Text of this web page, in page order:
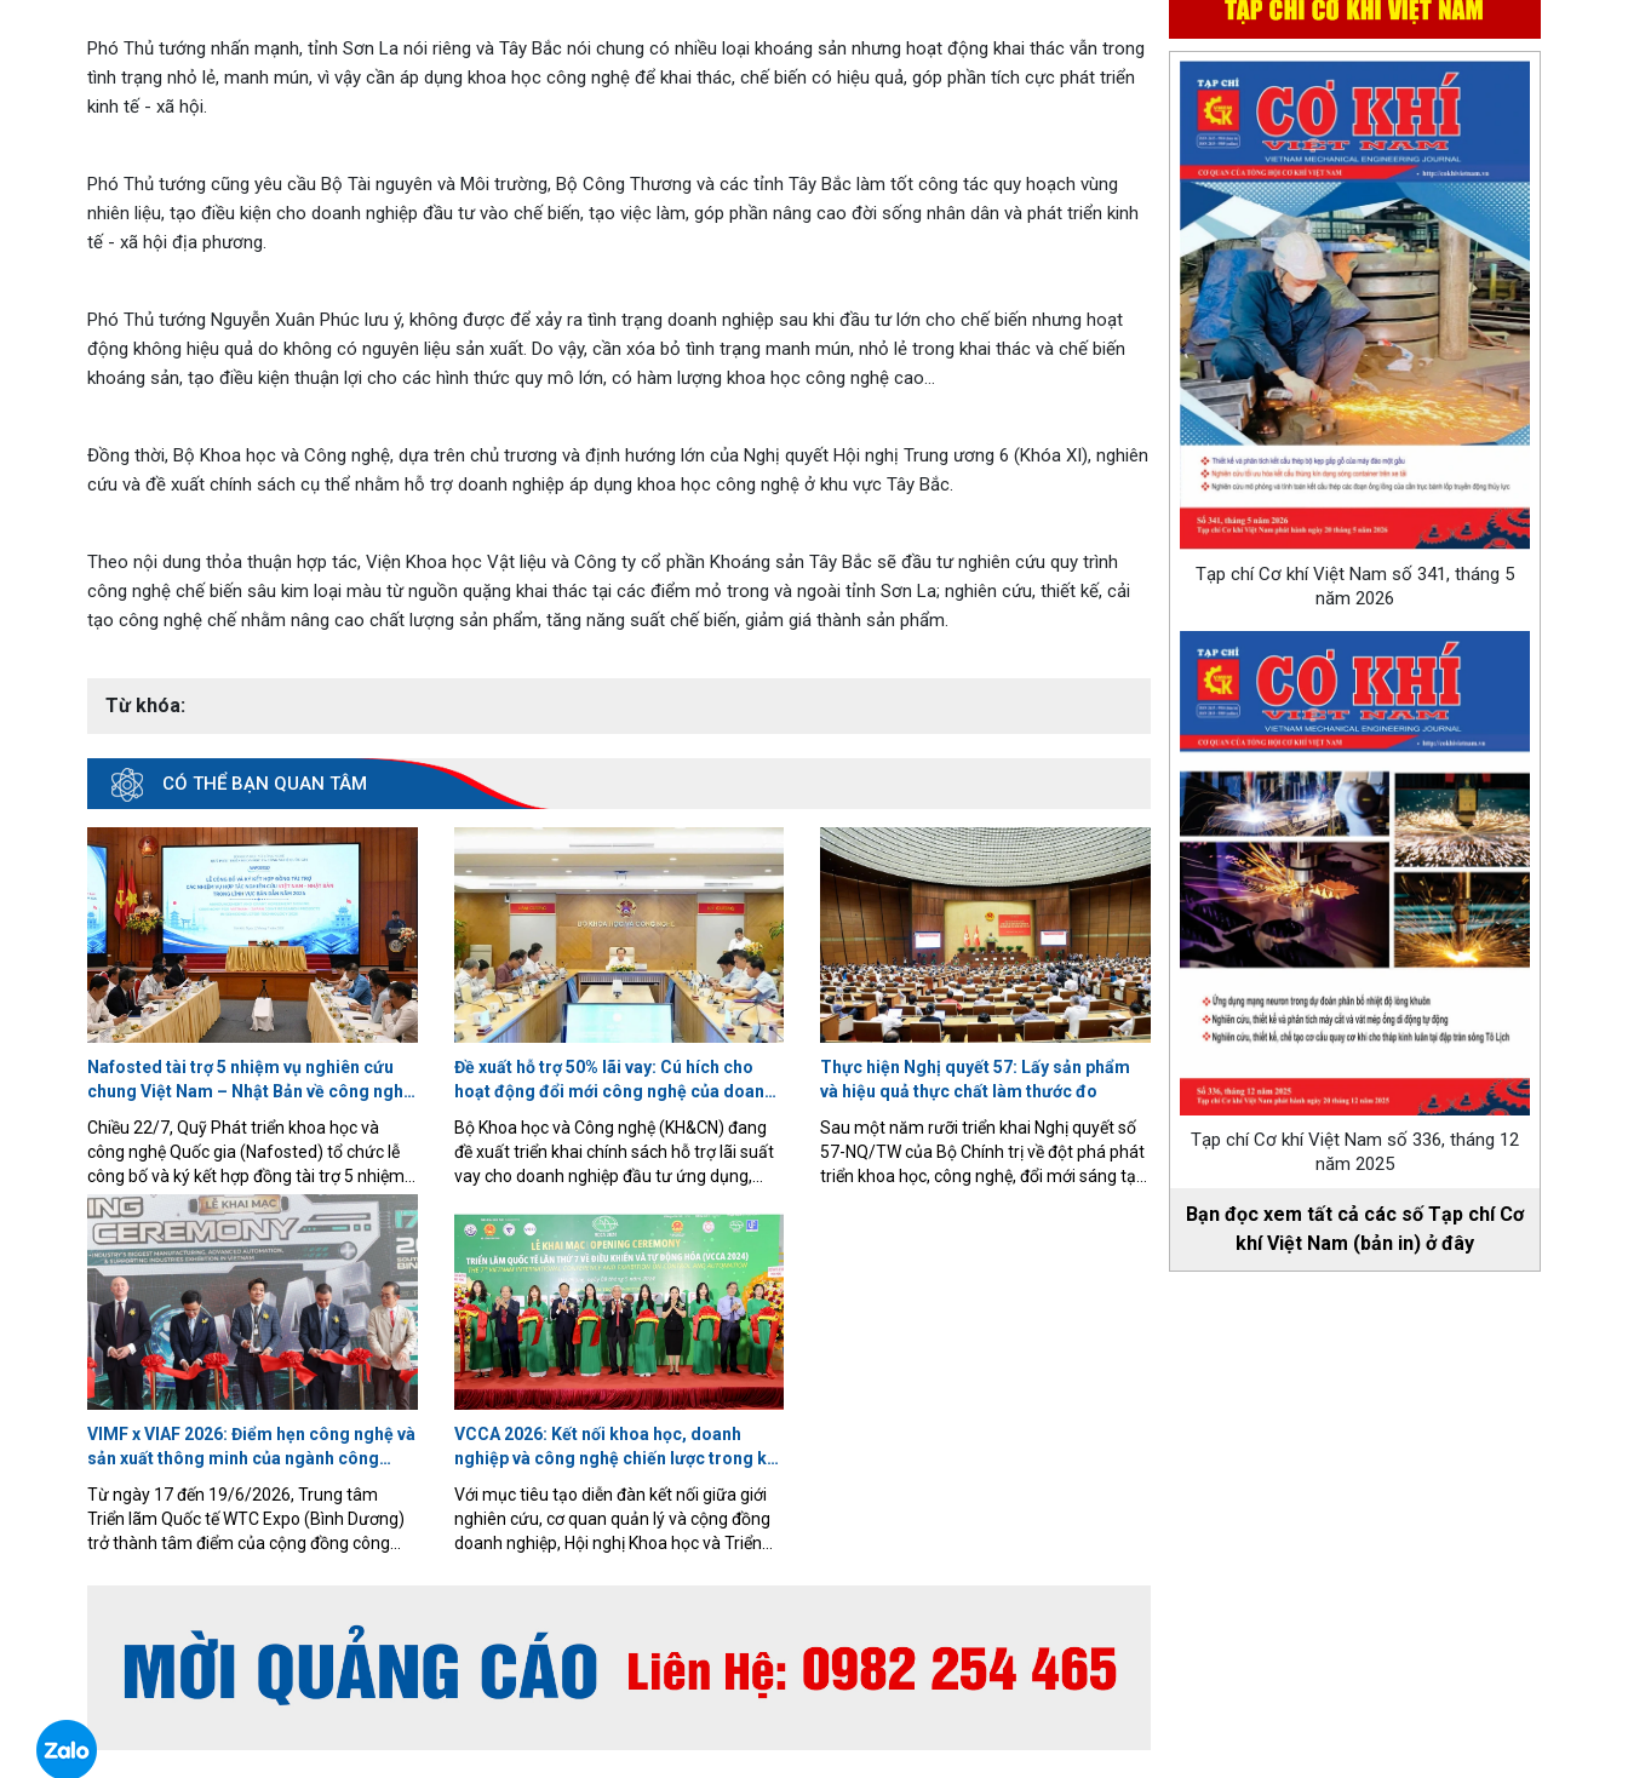
Phó Thủ tướng nhấn mạnh, tỉnh Sơn La nói riêng và Tây Bắc nói chung có nhiều loại khoáng sản nhưng hoạt động khai thác vẫn trong
tình trạng nhỏ lẻ, manh mún, vì vậy cần áp dụng khoa học công nghệ để khai thác, chế biến có hiệu quả, góp phần tích cực phát triển
kinh tế - xã hội.
Phó Thủ tướng cũng yêu cầu Bộ Tài nguyên và Môi trường, Bộ Công Thương và các tỉnh Tây Bắc làm tốt công tác quy hoạch vùng
nhiên liệu, tạo điều kiện cho doanh nghiệp đầu tư vào chế biến, tạo việc làm, góp phần nâng cao đời sống nhân dân và phát triển kinh
tế - xã hội địa phương.
Phó Thủ tướng Nguyễn Xuân Phúc lưu ý, không được để xảy ra tình trạng doanh nghiệp sau khi đầu tư lớn cho chế biến nhưng hoạt
động không hiệu quả do không có nguyên liệu sản xuất. Do vậy, cần xóa bỏ tình trạng manh mún, nhỏ lẻ trong khai thác và chế biến
khoáng sản, tạo điều kiện thuận lợi cho các hình thức quy mô lớn, có hàm lượng khoa học công nghệ cao…
Đồng thời, Bộ Khoa học và Công nghệ, dựa trên chủ trương và định hướng lớn của Nghị quyết Hội nghị Trung ương 6 (Khóa XI), nghiên
cứu và đề xuất chính sách cụ thể nhằm hỗ trợ doanh nghiệp áp dụng khoa học công nghệ ở khu vực Tây Bắc.
Theo nội dung thỏa thuận hợp tác, Viện Khoa học Vật liệu và Công ty cổ phần Khoáng sản Tây Bắc sẽ đầu tư nghiên cứu quy trình
công nghệ chế biến sâu kim loại màu từ nguồn quặng khai thác tại các điểm mỏ trong và ngoài tỉnh Sơn La; nghiên cứu, thiết kế, cải
tạo công nghệ chế nhằm nâng cao chất lượng sản phẩm, tăng năng suất chế biến, giảm giá thành sản phẩm.
Từ khóa:
CÓ THỂ BẠN QUAN TÂM
Nafosted tài trợ 5 nhiệm vụ nghiên cứu
chung Việt Nam – Nhật Bản về công nghệ
bán dẫn
Chiều 22/7, Quỹ Phát triển khoa học và
công nghệ Quốc gia (Nafosted) tổ chức lễ
công bố và ký kết hợp đồng tài trợ 5 nhiệm
vụ nghiên cứu chung giữa Việt Nam và Nhật
Bản trong lĩnh vực bán dẫn. Đây là dấu mốc
quan trọng, đánh dấu bước chuyển từ hợp
tác song phương sang triển khai các dự án
nghiên cứu chung, góp phần thúc đẩy làm
chủ công nghệ lõi và phát triển hệ sinh thái
bán dẫn Việt Nam.
Đề xuất hỗ trợ 50% lãi vay: Cú hích cho
hoạt động đổi mới công nghệ của doanh
nghiệp
Bộ Khoa học và Công nghệ (KH&CN) đang
đề xuất triển khai chính sách hỗ trợ lãi suất
vay cho doanh nghiệp đầu tư ứng dụng,
qua Quỹ Đổi mới công nghệ quốc gia
(NATIF). Theo phương án được đưa ra,
doanh nghiệp sẽ được Nhà nước hỗ trợ 50%
lãi suất vay theo hợp đồng tín dụng, với
mức hỗ trợ tối đa không vượt quá 6%/năm
và thời gian hỗ trợ kéo dài tối đa 5 năm.
Thực hiện Nghị quyết 57: Lấy sản phẩm
và hiệu quả thực chất làm thước đo
Sau một năm rưỡi triển khai Nghị quyết số
57-NQ/TW của Bộ Chính trị về đột phá phát
triển khoa học, công nghệ, đổi mới sáng tạo
VIMF x VIAF 2026: Điểm hẹn công nghệ và
sản xuất thông minh của ngành công
nghiệp Việt Nam
Từ ngày 17 đến 19/6/2026, Trung tâm
Triển lãm Quốc tế WTC Expo (Bình Dương)
trở thành tâm điểm của cộng đồng công
VIMF) phối hợp cùng Triển lãm Tự động hóa
Công nghiệp Việt Nam (Vietnam Industrial
Automation Fiesta – VIAF) chính thức diễn
Kết nối tương lai công nghiệp”.
VCCA 2026: Kết nối khoa học, doanh
nghiệp và công nghệ chiến lược trong kỷ
nguyên số
Với mục tiêu tạo diễn đàn kết nối giữa giới
nghiên cứu, cơ quan quản lý và cộng đồng
doanh nghiệp, Hội nghị Khoa học và Triển
tỉnh Gia Lai với chủ đề “Tự động hóa thông
minh - Công nghệ chiến lược của Kỷ nguyên
số”.
Tạp chí Cơ khí Việt Nam số 341, tháng 5
năm 2026
Tạp chí Cơ khí Việt Nam số 336, tháng 12
năm 2025
Bạn đọc xem tất cả các số Tạp chí Cơ
khí Việt Nam (bản in) ở đây